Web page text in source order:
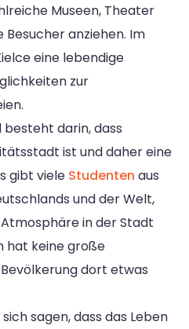
Museen, Theater
anziehen. Im
eine lebendige
zur
darin, dass
ist und daher eine
gibt viele Studenten aus
und der Welt,
in der Stadt
hat keine große
dort etwas
sagen, dass das Leben